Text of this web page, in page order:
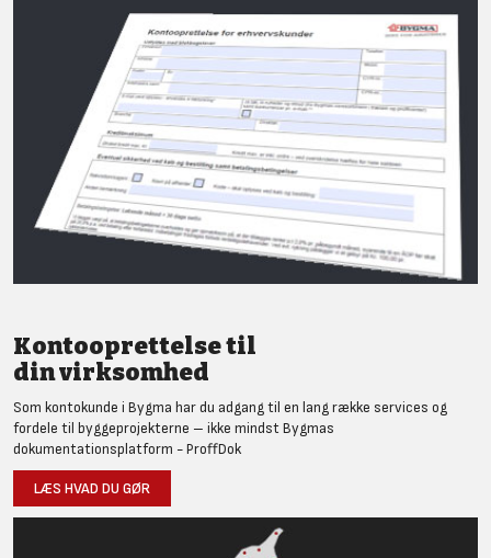
Kontooprettelse til
din virksomhed
Som kontokunde i Bygma har du adgang til en lang række services og
fordele til byggeprojekterne – ikke mindst Bygmas
dokumentationsplatform - ProffDok
LÆS HVAD DU GØR